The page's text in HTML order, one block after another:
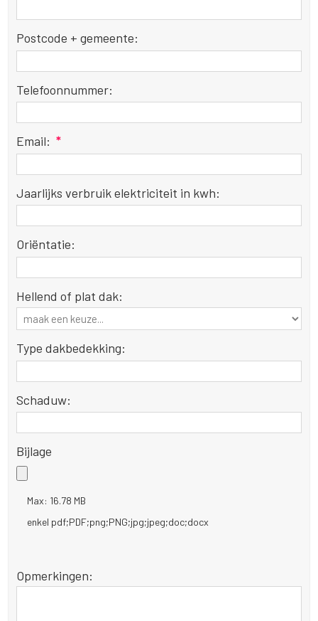
Postcode + gemeente:
Telefoonnummer:
Email: *
Jaarlijks verbruik elektriciteit in kwh:
Oriëntatie:
Hellend of plat dak:
Type dakbedekking:
Schaduw:
Bijlage
Max: 16.78 MB
enkel pdf;PDF;png;PNG;jpg;jpeg;doc;docx
Opmerkingen: